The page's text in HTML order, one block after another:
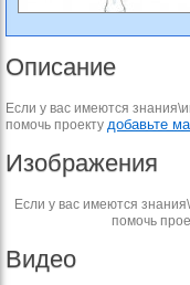
Описание
Если у вас имеются
помочь проекту добавьте
Изображения
Если у вас имеются
помочь
Видео